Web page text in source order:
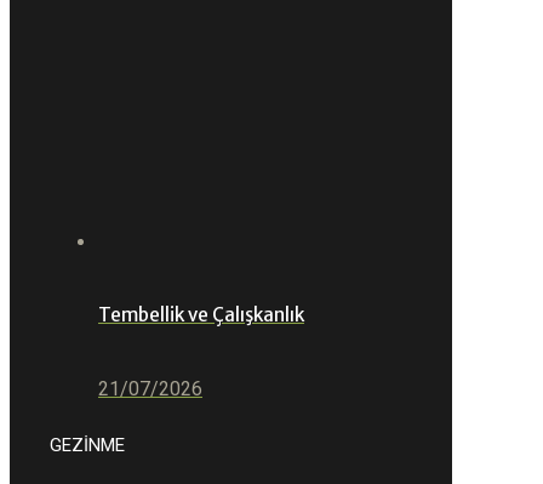
Tembellik ve Çalışkanlık
21/07/2026
GEZİNME